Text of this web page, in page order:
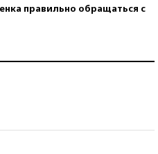
правильно обращаться с